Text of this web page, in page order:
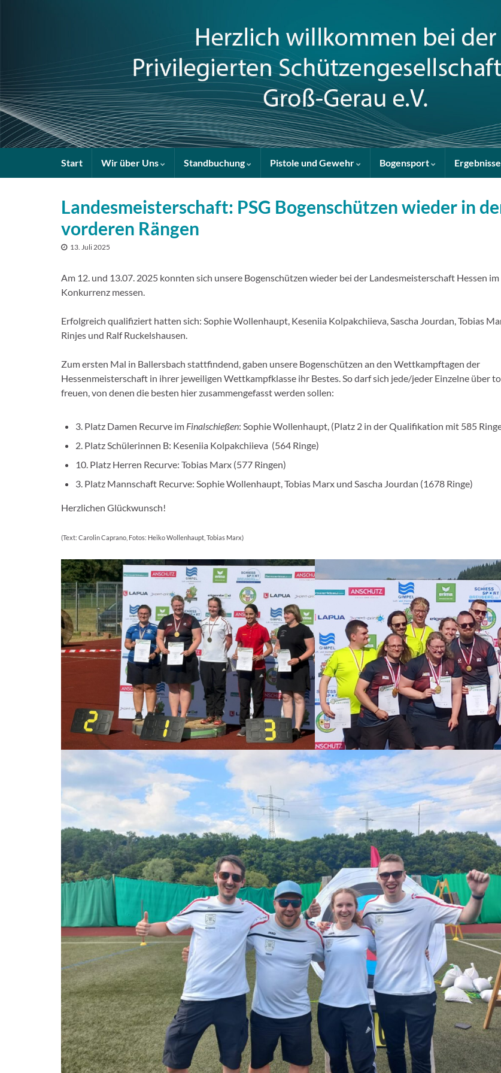
Start Wir über Uns Standbuchung Pistole und Gewehr Bogensport Ergebnisse
Landesmeisterschaft: PSG Bogenschützen wieder in
vorderen Rängen
13. Juli 2025
Am 12. und 13.07. 2025 konnten sich unsere Bogenschützen wieder bei der Landesmeisterschaft Hessen
Konkurrenz messen.
Erfolgreich qualifiziert hatten sich: Sophie Wollenhaupt, Keseniia Kolpakchiieva, Sascha Jourdan, Tobias
Rinjes und Ralf Ruckelshausen.
Zum ersten Mal in Ballersbach stattfindend, gaben unsere Bogenschützen an den Wettkampftagen der
Hessenmeisterschaft in ihrer jeweiligen Wettkampfklasse ihr Bestes. So darf sich jede/jeder Einzelne über
freuen, von denen die besten hier zusammengefasst werden sollen:
3. Platz Damen Recurve im Finalschießen: Sophie Wollenhaupt, (Platz 2 in der Qualifikation mit 585
2. Platz Schülerinnen B: Keseniia Kolpakchiieva (564 Ringe)
10. Platz Herren Recurve: Tobias Marx (577 Ringen)
3. Platz Mannschaft Recurve: Sophie Wollenhaupt, Tobias Marx und Sascha Jourdan (1678 Ringe)
Herzlichen Glückwunsch!
(Text: Carolin Caprano, Fotos: Heiko Wollenhaupt, Tobias Marx)